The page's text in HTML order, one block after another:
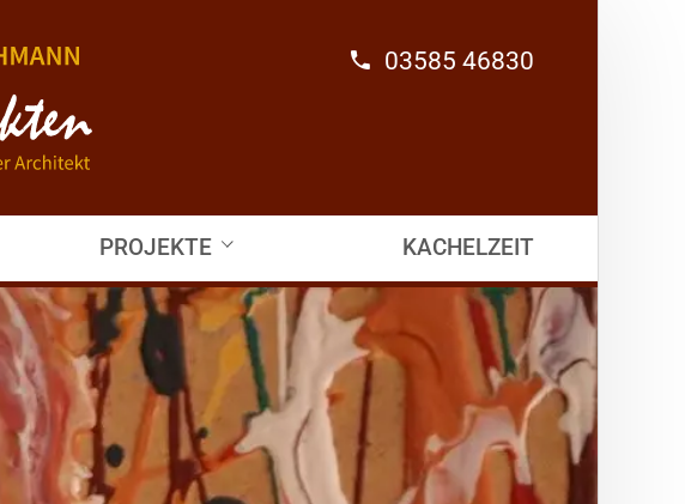
03585 46830
Pflege / Betreuung
Kinder / Kultur / Sanierung
PROJEKTE
Aktuelle Projekte
Erfolgreiche Projekte
HILFREICH
KACHELZEIT